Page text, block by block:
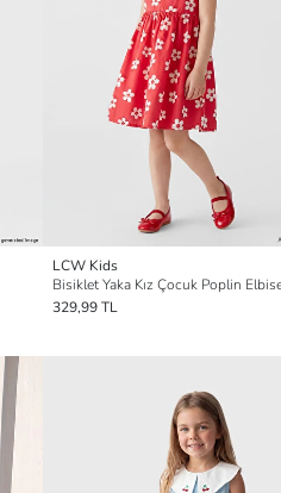
LCW Kids
Bisiklet Yaka Kız Çocuk Poplin
329,99 TL